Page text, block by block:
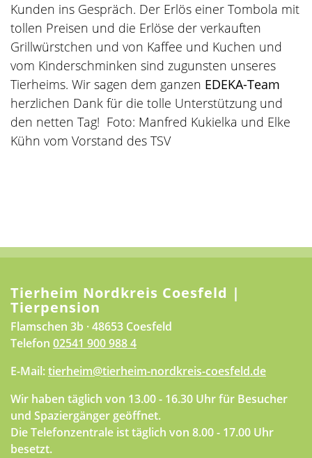
Kunden ins Gespräch. Der Erlös einer Tombola mit
tollen Preisen und die Erlöse der verkauften
Grillwürstchen und von Kaffee und Kuchen und
vom Kinderschminken sind zugunsten unseres
Tierheims. Wir sagen dem ganzen EDEKA-Team
herzlichen Dank für die tolle Unterstützung und
den netten Tag! Foto: Manfred Kukielka und Elke
Kühn vom Vorstand des TSV
Tierheim Nordkreis Coesfeld |
Tierpension
Flamschen 3b · 48653 Coesfeld
Telefon 02541 900 988 4
E-Mail:tierheim@tierheim-nordkreis-coesfeld.de
Wir haben täglich von 13.00 - 16.30 Uhr für Besucher
und Spaziergänger geöffnet.
Die Telefonzentrale ist täglich von 8.00 - 17.00 Uhr
besetzt.